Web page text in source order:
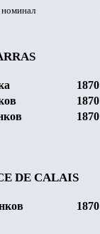
номинал
1870
1870
1870
DE CALAIS
1870